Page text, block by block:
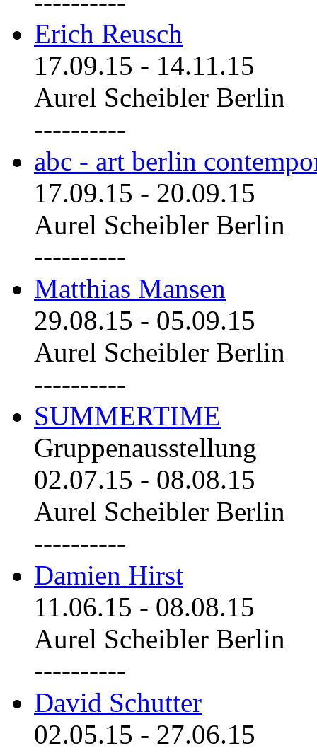
Erich Reusch
17.09.15 - 14.11.15
Aurel Scheibler Berlin
----------
abc - art berlin
17.09.15 - 20.09.15
Aurel Scheibler Berlin
----------
Matthias Mansen
29.08.15 - 05.09.15
Aurel Scheibler Berlin
----------
SUMMERTIME
Gruppenausstellung
02.07.15 - 08.08.15
Aurel Scheibler Berlin
----------
Damien Hirst
11.06.15 - 08.08.15
Aurel Scheibler Berlin
----------
David Schutter
02.05.15 - 27.06.15